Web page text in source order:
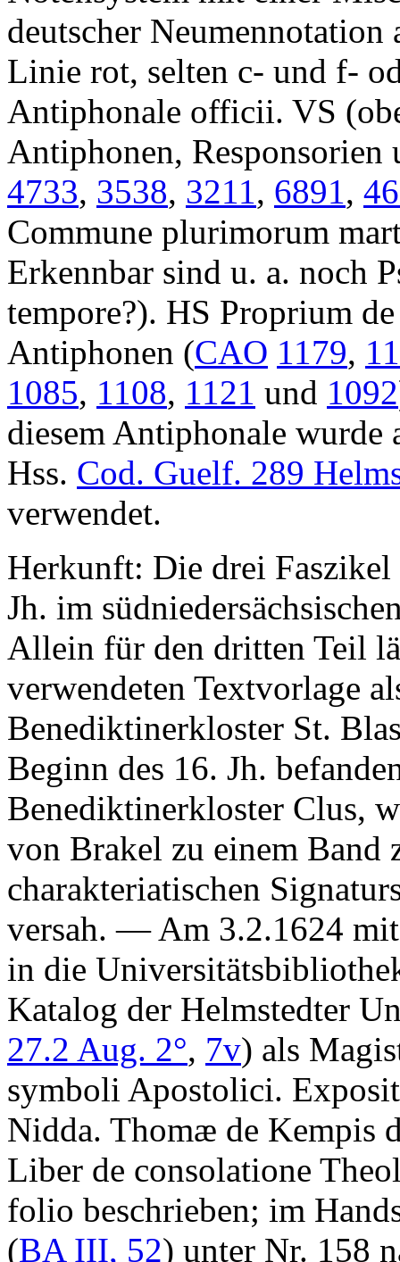
deutscher
Linie rot, selten c- und f-
Antiphonale officii. VS
Antiphonen, Responsorien
4733, 3538, 3211, 6891,
Commune plurimorum
Erkennbar sind u. a. noch
tempore?). HS Proprium
Antiphonen (CAO 1179,
1085, 1108, 1121 und 1092
diesem Antiphonale wurde
Hss. Cod. Guelf. 289
verwendet.
Herkunft: Die drei
Jh. im
Allein für den dritten Teil
verwendeten Textvorlage
Benediktinerkloster St.
Beginn des 16. Jh.
Benediktinerkloster Clus,
von Brakel zu einem Band
charakteriatischen
versah. — Am 3.2.1624
in die
Katalog der Helmstedter
27.2 Aug. 2°, 7v) als
symboli Apostolici.
Nidda. Thomæ de Kempis
Liber de consolatione
folio beschrieben; im
(BA III, 52) unter Nr. 158